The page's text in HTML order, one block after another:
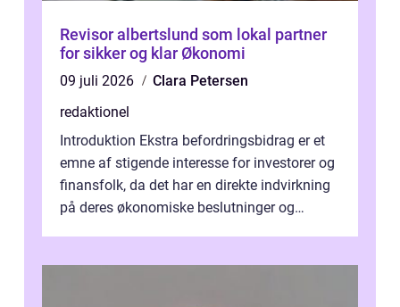
Revisor albertslund som lokal partner
for sikker og klar Økonomi
09 juli 2026
Clara Petersen
redaktionel
Introduktion Ekstra befordringsbidrag er et
emne af stigende interesse for investorer og
finansfolk, da det har en direkte indvirkning
på deres økonomiske beslutninger og